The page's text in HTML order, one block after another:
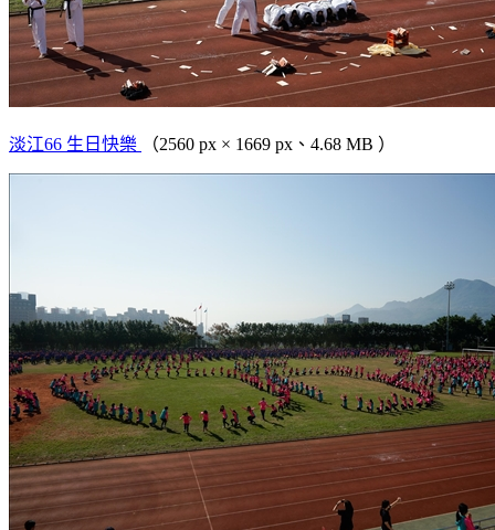
淡江66 生日快樂 （2560 px × 1669 px、4.68 MB ）